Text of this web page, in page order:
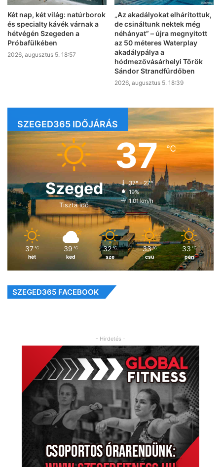
Két nap, két világ: natúrborok
és specialty kávék várnak a
hétvégén Szegeden a
Próbafülkében
2026, augusztus 5. 18:57
„Az akadályokat elhárítottuk,
de csináltunk nektek még
néhányat” – újra megnyitott
az 50 méteres Waterplay
akadálypálya a
hódmezővásárhelyi Török
Sándor Strandfürdőben
2026, augusztus 5. 18:39
SZEGED365 IDŐJÁRÁS
Szeged
Tiszta idő
37℃
37º - 27º
19%
1.01 km/h
37 ℃
hét
39 ℃
ked
32 ℃
sze
33 ℃
csü
33 ℃
pén
SZEGED365 FACEBOOK
- Hirdetés -